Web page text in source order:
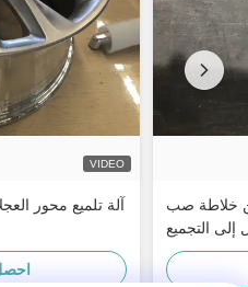
VIDEO
آلة تلميع محور
من خلاطة صب
إلى التجميع